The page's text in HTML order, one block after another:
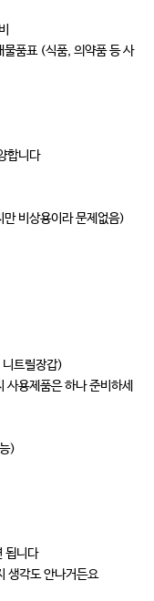
품표 (식품, 의약품 등 사
합니다
비상용이라 문제없음)
트릴장갑)
용제품은 하나 준비하세
)
됩니다
생각도 안나거든요